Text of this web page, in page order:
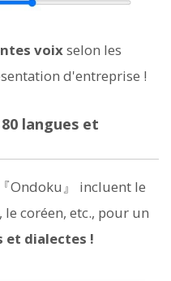
voixselon les
d'entreprise !
langues et
Ondoku』 incluent le
coréen, etc., pour un
et dialectes !